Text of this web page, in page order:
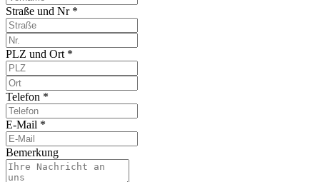
Straße und Nr *
PLZ und Ort *
Telefon *
E-Mail *
Bemerkung